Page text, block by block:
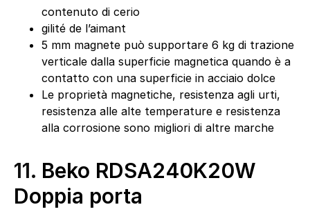
contenuto di cerio
gilité de l’aimant
5 mm magnete può supportare 6 kg di trazione
verticale dalla superficie magnetica quando è a
contatto con una superficie in acciaio dolce
Le proprietà magnetiche, resistenza agli urti,
resistenza alle alte temperature e resistenza
alla corrosione sono migliori di altre marche
11. Beko RDSA240K20W
Doppia porta